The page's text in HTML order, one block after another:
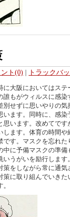
ト(0) | トラックバ
大阪においてはス
もがウィルスに感
せずに思いやりの気
います。同時に、感
思います。改めてで
ます。体育の時間や
す。マスクを忘れた
中に予備マスクの準
いうがいを励行しま
をしながら常に通気
に取り組んでいきた